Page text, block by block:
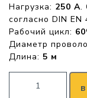
Нагрузка: 250 А.
согласно DIN EN
Рабочий цикл:
Диаметр
Длина: 5 м